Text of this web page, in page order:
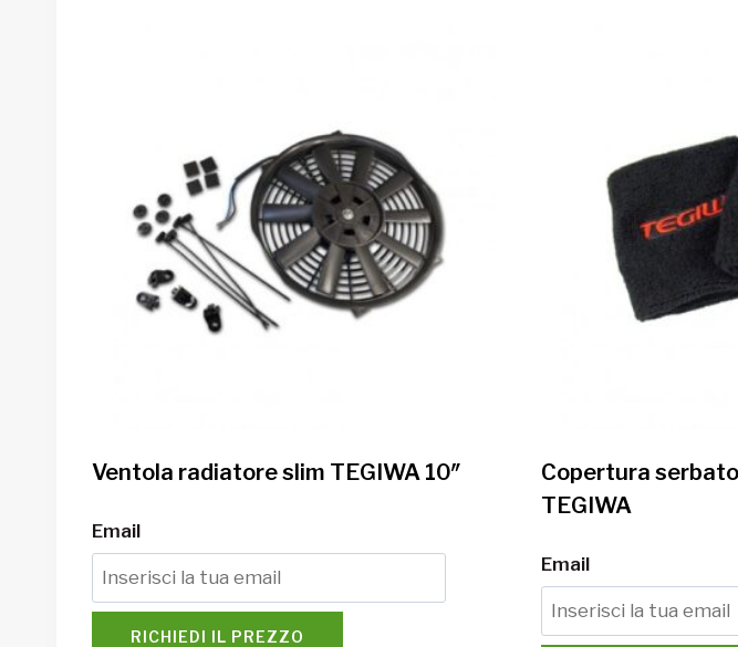
Ventola radiatore slim TEGIWA 10″
Email
RICHIEDI IL PREZZO
Copertura
TEGIWA
Email